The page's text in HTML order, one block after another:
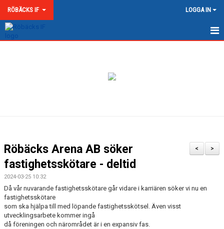
RÖBÄCKS IF LOGGA IN
MATCHER
MEDLEMSKAP & AVGIFTER
RÖBÄCKS ARENA
>
<
Röbäcks Arena AB söker
fastighetsskötare - deltid
2024-03-25 10:32
Då vår nuvarande fastighetsskötare går vidare i karriären söker vi nu en
fastighetsskötare
som ska hjälpa till med löpande fastighetsskötsel. Även visst
utvecklingsarbete kommer ingå
då föreningen och närområdet är i en expansiv fas.